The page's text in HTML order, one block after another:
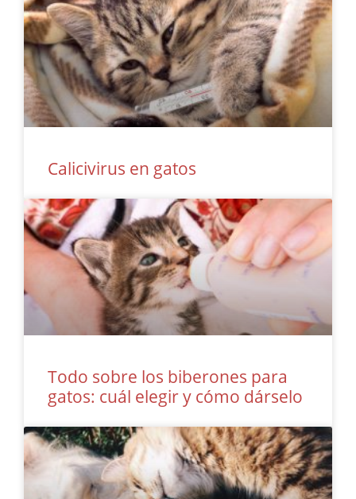
Calicivirus en gatos
Todo sobre los biberones para
gatos: cuál elegir y cómo dárselo